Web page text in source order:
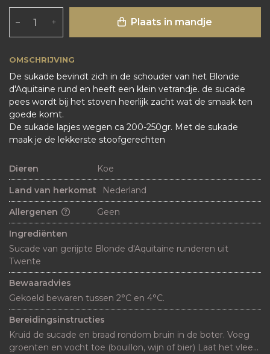
OMSCHRIJVING
De sukade bevindt zich in de schouder van het Blonde
d'Aquitaine rund en heeft een klein vetrandje. de sucade
pees wordt bij het stoven heerlijk zacht wat de smaak ten
goede komt.
De sukade lapjes wegen ca 200-250gr. Met de sukade
maak je de lekkerste stoofgerechten
– + Plaats in mandje
Dieren
Koe
Land van herkomst
Nederland
Allergenen
Geen
Ingrediënten
Sucade van gerijpte Blonde d'Aquitaine runderen uit
Twente
Bewaaradvies
Gekoeld bewaren tussen 2°C en 4°C.
Bereidingsinstructies
Kruid de sucade en braad rondom bruin in de boter. Voeg
groenten en vocht toe (bouillon, wijn of bier) Laat het vlees